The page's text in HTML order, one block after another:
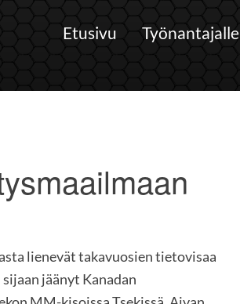
Etusivu Työnantajalle
lienevät takavuosien tietovisaa
jäänyt Kanadan